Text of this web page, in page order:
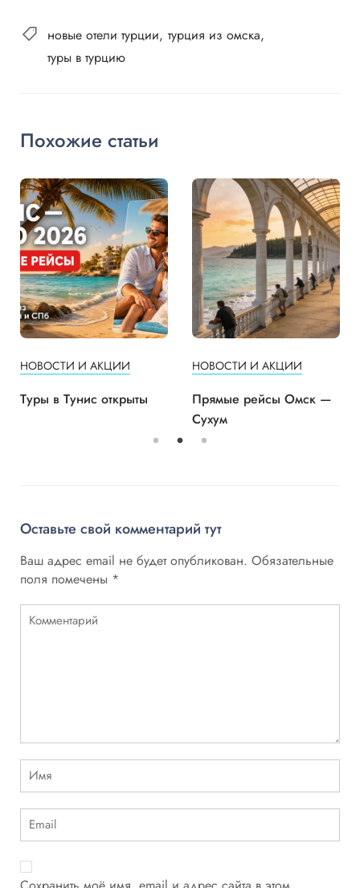
новые отели турции турция из омска
туры в турцию
Похожие статьи
НОВОСТИ И АКЦИИ
Туры в Тунис открыты
НОВОСТИ И АКЦИИ
Прямые рейсы Омск —
Сухум
Оставьте свой комментарий тут
Ваш адрес email не будет опубликован. Обязательные
поля помечены *